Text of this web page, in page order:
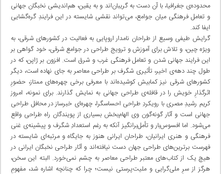
محدوده‌ی جغرافیا، با آن دست به گریبان‌اند و به یقین، هم‌اندیشی نخبگان جهانی
و تعامل فرهنگی میان جوامع، می‌تواند نقشی شایسته در این فرایندِ گره‌گشایی
ایفا کند.
گرایش طیفی وسیع از طراحان نامدار اروپایی به فعالیت در کشورهای شرقی، به
ویژه چین، و تلاش برای آموزش و ترویج طراحی در جوامع شرقی، خود گواهی بر
این فرایند جهانی‌ شدن و تعامل فرهنگی غرب و شرق است. افزون بر ژاپن، که در
طول چند دهه‌ی اخیر، تأثیری شگرف بر طراحی معاصر به جای نهاده است، دیگر
کشورهای شرقی نیز کمابیش کوشیده‌اند با معرفی برخی چهره‌های ممتاز، حضورِ
اثرگذارِ خویش را در قافله‌ی طراحی جهانی به نمایش گذارند. برای نمونه، امروز
کریم رشیدِ مصری با رویکردِ طراحی احساسگرا، چهره‌ای خبرساز در محافل طراحی
جهانی است و آثار گونه‌گون‌ وی الهام‌بخش بسیاری از پویندگان راه طراحی واقع
می‌شود. اما افسوس‌بار و تأمل‌برانگیز آنکه به رغم استعدادِ شگرف و پیشینه‌ی غنی
فرهنگی و هنری ایرانیان، طراحان ایرانی هنوز به جایگاه و مرتبه‌ای شایسته در
فهرست برترین‌های طراحی جهان دست نیافته‌اند و آثار طراحی نخبگان ایرانی در
هیچ یک از کتاب‌های معتبر طراحی معاصر به چشم نمی‌خورد. البته این سخن،
هرگز از سرِ ملی‌گرایی و ملیت‌پرستی نیست؛ چرا که چنانچه اشاره شد، مفهومِ